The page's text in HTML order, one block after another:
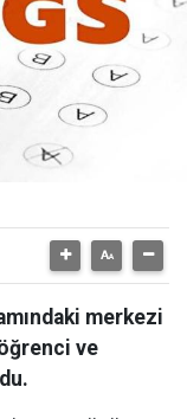
merkezi
ve